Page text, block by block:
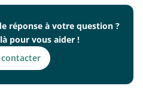
réponse à votre question ?
pour vous aider !